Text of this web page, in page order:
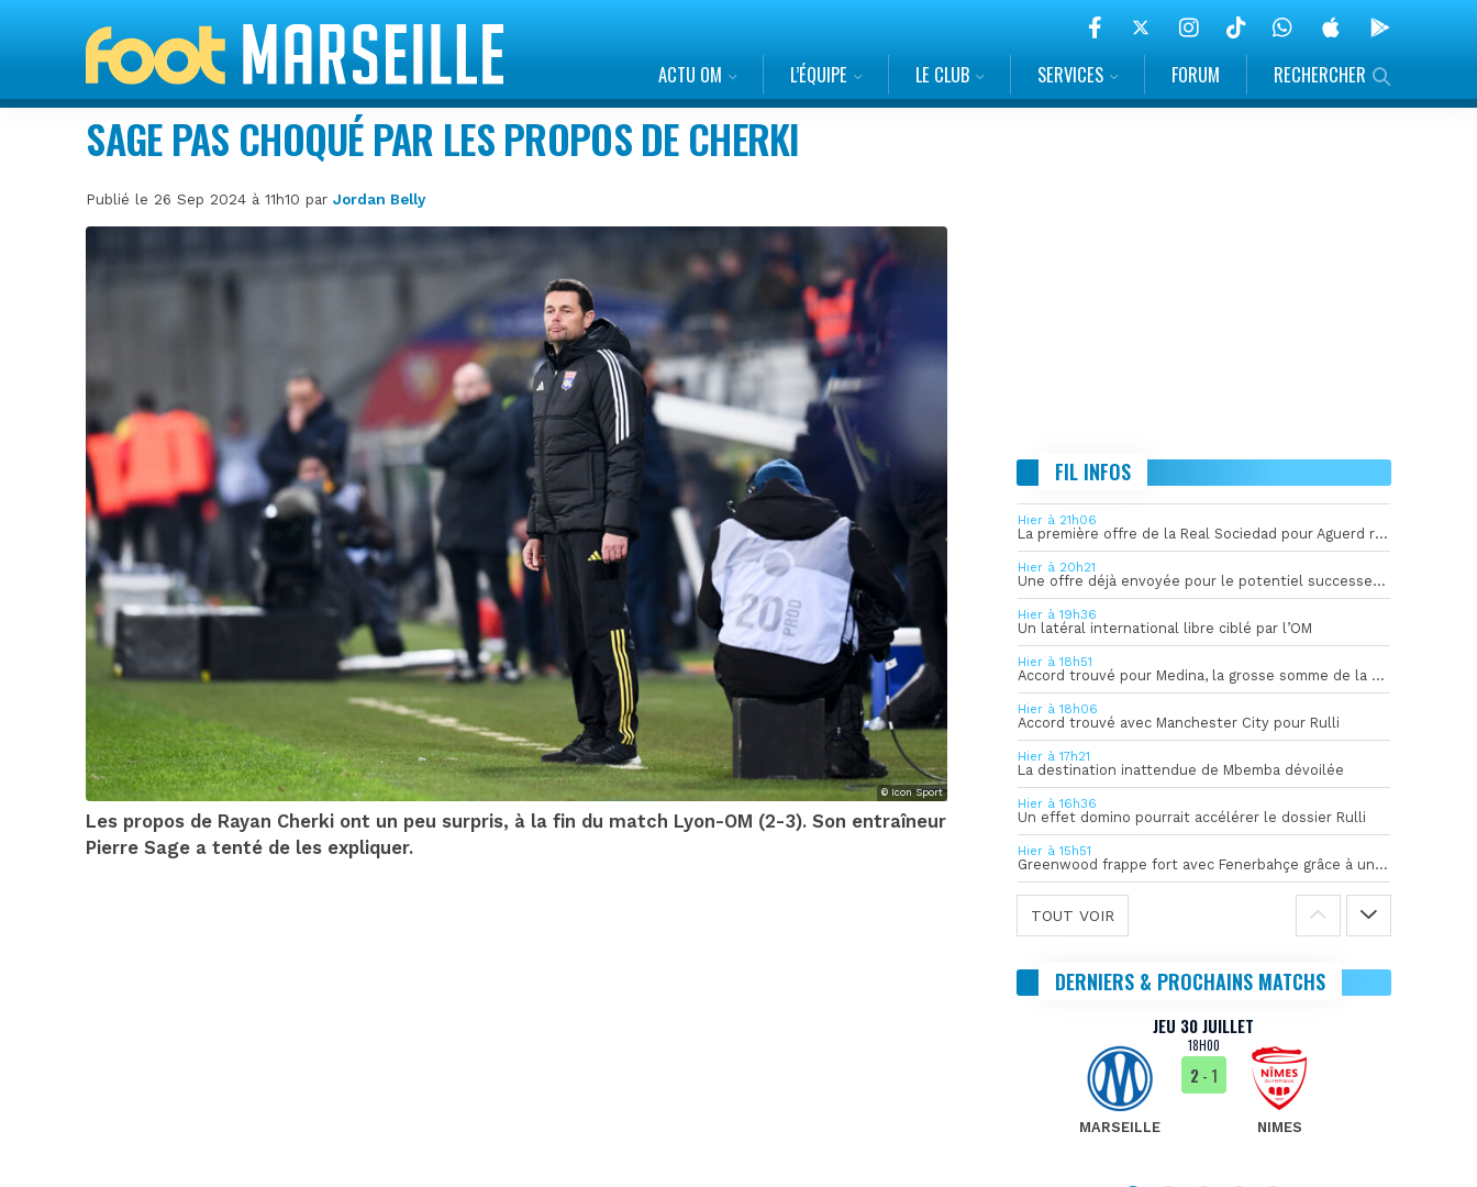
ACTU OM L’ÉQUIPE LE CLUB SERVICES FORUM RECHERCHER
SAGE PAS CHOQUÉ PAR LES PROPOS DE CHERKI
Publié le 26 Sep 2024 à 11h10 parJordan Belly
© Icon Sport
Les propos de Rayan Cherki ont un peu surpris, à la fin du match Lyon-OM (2-3). Son entraîneur
Pierre Sage a tenté de les expliquer.
FIL INFOS
Hier à 21h06
La première offre de la Real Sociedad pour Aguerd refusée par l’OM
Hier à 20h21
Une offre déjà envoyée pour le potentiel successeur de Rulli
Hier à 19h36
Un latéral international libre ciblé par l’OM
Hier à 18h51
Accord trouvé pour Medina, la grosse somme de la vente dévoilée
Hier à 18h06
Accord trouvé avec Manchester City pour Rulli
Hier à 17h21
La destination inattendue de Mbemba dévoilée
Hier à 16h36
Un effet domino pourrait accélérer le dossier Rulli
Hier à 15h51
Greenwood frappe fort avec Fenerbahçe grâce à un but spectaculaire
TOUT VOIR
DERNIERS & PROCHAINS MATCHS
JEU 30 JUILLET
18H00
MARSEILLE
2- 1
NIMES